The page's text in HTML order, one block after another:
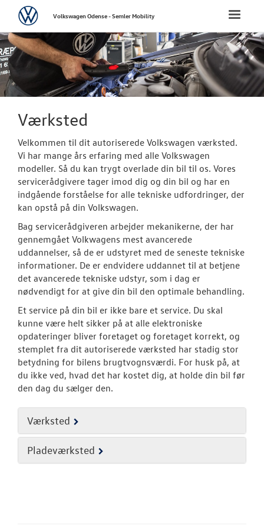
FORSIDE
NYE
BRUGTE BILER
CALIFORNIA
Bestil tid på
Koncepter og
Volkswagen
Service 5+ til
Volkswagen
Service 5+
Toggle
VolkswagenVolkswagen Odense - Semler Mobility
Værksted
Velkommen til dit autoriserede Volkswagen værksted.
Vi har mange års erfaring med alle Volkswagen
modeller. Så du kan trygt overlade din bil til os. Vores
servicerådgivere tager imod dig og din bil og har en
indgående forståelse for alle tekniske udfordringer, der
kan opstå på din Volkswagen.
Bag servicerådgiveren arbejder mekanikerne, der har
gennemgået Volkwagens mest avancerede
uddannelser, så de er udstyret med de seneste tekniske
informationer. De er endvidere uddannet til at betjene
det avancerede tekniske udstyr, som i dag er
nødvendigt for at give din bil den optimale behandling.
Et service på din bil er ikke bare et service. Du skal
kunne være helt sikker på at alle elektroniske
opdateringer bliver foretaget og foretaget korrekt, og
stemplet fra dit autoriserede værksted har stadig stor
betydning for bilens brugtvognsværdi. For husk på, at
du ikke ved, hvad det har kostet dig, at holde din bil før
den dag du sælger den.
Værksted
Pladeværksted